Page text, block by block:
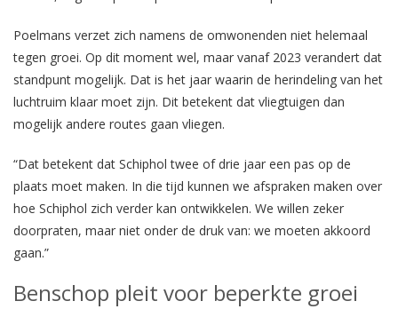
Poelmans verzet zich namens de omwonenden niet helemaal
tegen groei. Op dit moment wel, maar vanaf 2023 verandert dat
standpunt mogelijk. Dat is het jaar waarin de herindeling van het
luchtruim klaar moet zijn. Dit betekent dat vliegtuigen dan
mogelijk andere routes gaan vliegen.
“Dat betekent dat Schiphol twee of drie jaar een pas op de
plaats moet maken. In die tijd kunnen we afspraken maken over
hoe Schiphol zich verder kan ontwikkelen. We willen zeker
doorpraten, maar niet onder de druk van: we moeten akkoord
gaan.”
Benschop pleit voor beperkte groei